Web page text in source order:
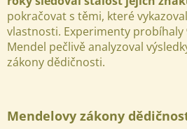
pokračovat s těmi, které
vlastnosti. Experimenty probíhaly
Mendel pečlivě analyzoval
zákony dědičnosti.
Mendelovy zákony